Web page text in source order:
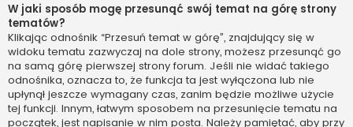
W jaki sposób mogę przesunąć swój temat na górę strony
tematów?
Klikając odnośnik “Przesuń temat w górę”, znajdujący się w
widoku tematu zazwyczaj na dole strony, możesz przesunąć go
na samą górę pierwszej strony forum. Jeśli nie widać takiego
odnośnika, oznacza to, że funkcja ta jest wyłączona lub nie
upłynął jeszcze wymagany czas, zanim będzie możliwe użycie
tej funkcji. Innym, łatwym sposobem na przesunięcie tematu na
początek, jest napisanie w nim posta. Należy pamiętać, aby przy